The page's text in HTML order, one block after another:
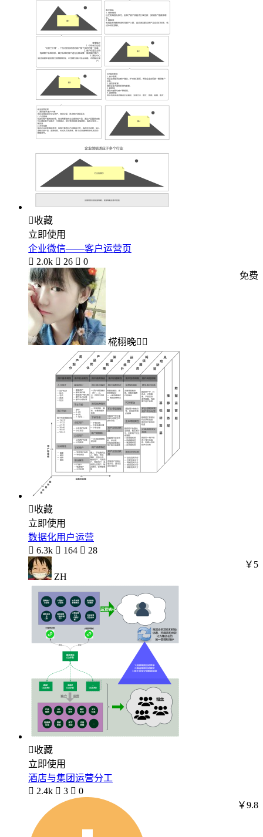
收藏
立即使用
企业微信——客户运营页
 2.0k  26  0
椛栩晚
免费
收藏
立即使用
数据化用户运营
 6.3k  164  28
ZH
￥5
收藏
立即使用
酒店与集团运营分工
 2.4k  3  0
￥9.8